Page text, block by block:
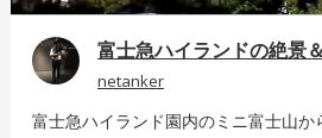
富士急ハイランドの絶景
netanker
富士急ハイランド園内のミニ富士山か